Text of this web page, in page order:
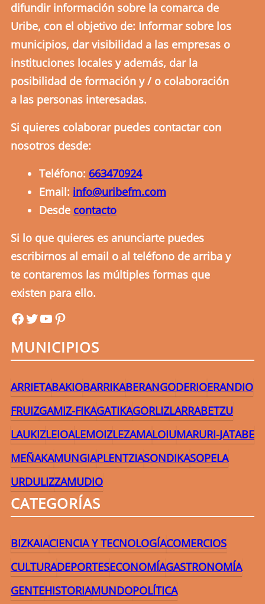
difundir información sobre la comarca de
Uribe, con el objetivo de: Informar sobre los
municipios, dar visibilidad a las empresas o
instituciones locales y además, dar la
posibilidad de formación y / o colaboración
a las personas interesadas.
Si quieres colaborar puedes contactar con
nosotros desde:
Teléfono: 663470924
Email: info@uribefm.com
Desde contacto
Si lo que quieres es anunciarte puedes
escribirnos al email o al teléfono de arriba y
te contaremos las múltiples formas que
existen para ello.
uribefmuribefmYouTube Pinterest
MUNICIPIOS
ARRIETABAKIOBARRIKABERANGODERIOERANDIO
FRUIZGAMIZ-FIKAGATIKAGORLIZLARRABETZU
LAUKIZLEIOALEMOIZLEZAMALOIUMARURI-JATABE
MEÑAKAMUNGIAPLENTZIASONDIKASOPELA
URDULIZZAMUDIO
CATEGORÍAS
BIZKAIACIENCIA Y TECNOLOGÍACOMERCIOS
CULTURADEPORTESECONOMÍAGASTRONOMÍA
GENTEHISTORIAMUNDOPOLÍTICA